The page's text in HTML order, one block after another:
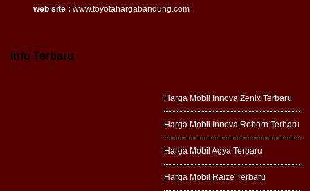
web site :www.toyotahargabandung.com
Info Terbaru
Harga Mobil Innova Zenix Terbaru
Harga Mobil Innova Reborn Terbaru
Harga Mobil Agya Terbaru
Harga Mobil Raize Terbaru